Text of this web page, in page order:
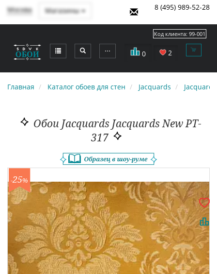
Москва Магазины 8 (495) 989-52-28
⋯ 0 2
Код клиента: 99-001
Главная Каталог обоев для стен Jacquards
Обои Jacquards Jacquards New PT-
317
-25%